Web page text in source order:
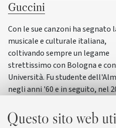
Questo sito web
Guccini
Con le sue canzoni ha segnato
musicale e culturale italiana,
coltivando sempre un legame
strettissimo con Bologna e con
Università. Fu studente
negli anni '60 e in seguito, nel
Scienze della formazione